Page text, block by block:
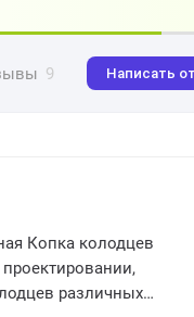
9 Написать
Копка колодцев
различных